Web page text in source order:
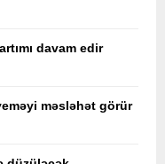
davam edir
məsləhət görür